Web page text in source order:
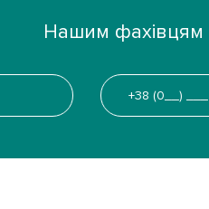
Нашим фахівцям